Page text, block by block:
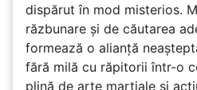
dispărut în mod misterios.
răzbunare și de căutarea
formează o alianță
fără milă cu răpitorii într-o
plină de arte marțiale și